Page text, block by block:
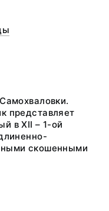
представляет
в XII – 1-ой
скошенными